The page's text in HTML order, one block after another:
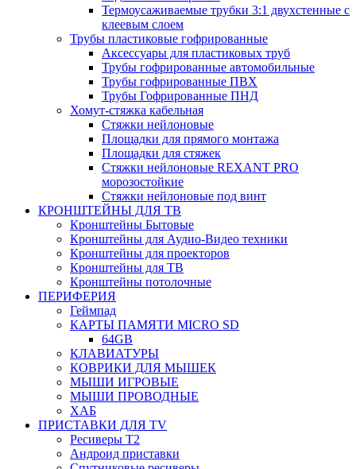
Термоусаживаемые трубки 3:1 двухстенные с
клеевым слоем
Трубы пластиковые гофрированные
Аксессуары для пластиковых труб
Трубы гофрированные автомобильные
Трубы гофрированные ПВХ
Трубы Гофрированные ПНД
Хомут-стяжка кабельная
Cтяжки нейлоновые
Площадки для прямого монтажа
Площадки для стяжек
Стяжки нейлоновые REXANT PRO
морозостойкие
Стяжки нейлоновые под винт
КРОНШТЕЙНЫ ДЛЯ ТВ
Кронштейны Бытовые
Кронштейны для Аудио-Видео техники
Кронштейны для проекторов
Кронштейны для ТВ
Кронштейны потолочные
ПЕРИФЕРИЯ
Геймпад
КАРТЫ ПАМЯТИ MICRO SD
64GB
КЛАВИАТУРЫ
КОВРИКИ ДЛЯ МЫШЕК
МЫШИ ИГРОВЫЕ
МЫШИ ПРОВОДНЫЕ
ХАБ
ПРИСТАВКИ ДЛЯ TV
Ресиверы Т2
Андроид приставки